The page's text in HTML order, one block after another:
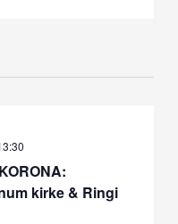
kirke & Ringi